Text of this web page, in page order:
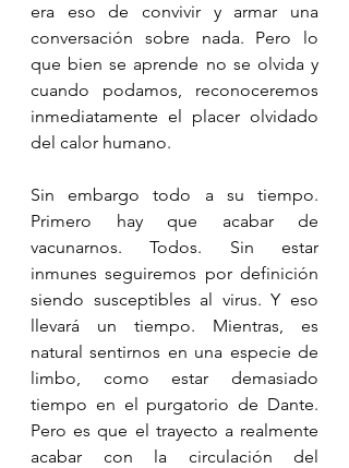
era eso de convivir y armar una
conversación sobre nada. Pero lo
que bien se aprende no se olvida y
cuando podamos, reconoceremos
inmediatamente el placer olvidado
del calor humano.
Sin embargo todo a su tiempo.
Primero hay que acabar de
vacunarnos. Todos. Sin estar
inmunes seguiremos por definición
siendo susceptibles al virus. Y eso
llevará un tiempo. Mientras, es
natural sentirnos en una especie de
limbo, como estar demasiado
tiempo en el purgatorio de Dante.
Pero es que el trayecto a realmente
acabar con la circulación del